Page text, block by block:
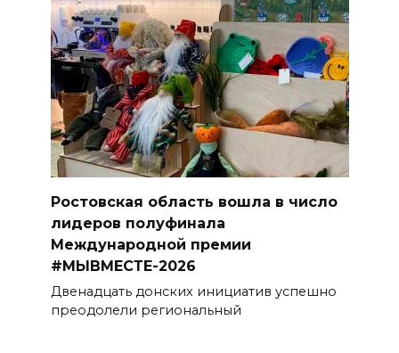
Ростовская область вошла в число
лидеров полуфинала
Международной премии
#МЫВМЕСТЕ-2026
Двенадцать донских инициатив успешно
преодолели региональный